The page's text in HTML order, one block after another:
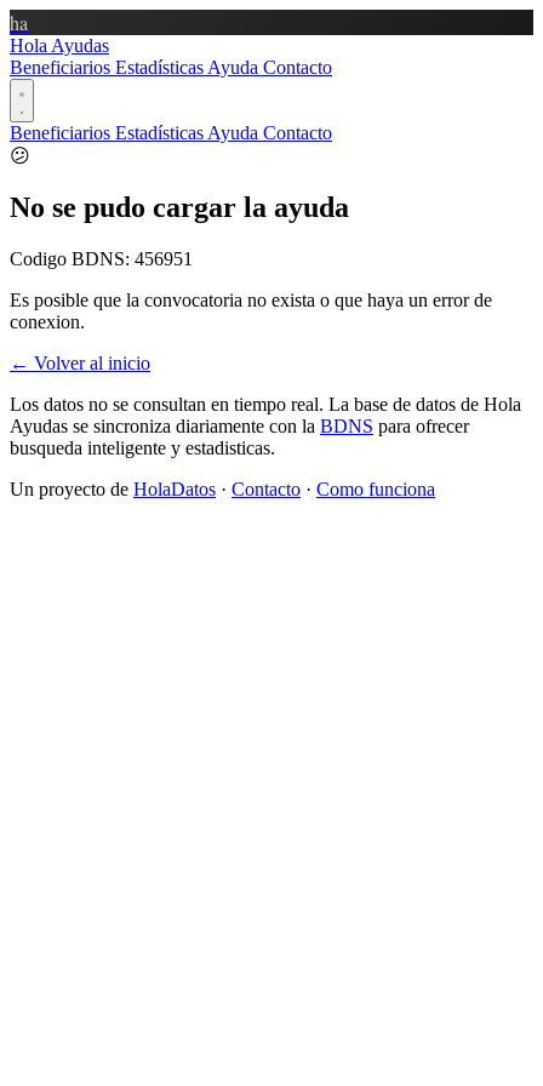
ha
Hola Ayudas
Beneficiarios Estadísticas Ayuda Contacto
Beneficiarios Estadísticas Ayuda Contacto
😕
No se pudo cargar la ayuda
Codigo BDNS: 456951
Es posible que la convocatoria no exista o que haya un error de
conexion.
← Volver al inicio
Los datos no se consultan en tiempo real. La base de datos de Hola
Ayudas se sincroniza diariamente con la BDNS para ofrecer
busqueda inteligente y estadisticas.
Un proyecto de HolaDatos · Contacto · Como funciona